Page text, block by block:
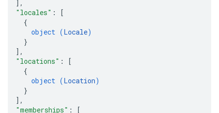
] ,
"locales" :
[
{
object (Locale)
}
] ,
"locations" :
[
{
object (Location)
}
] ,
"memberships" :
[